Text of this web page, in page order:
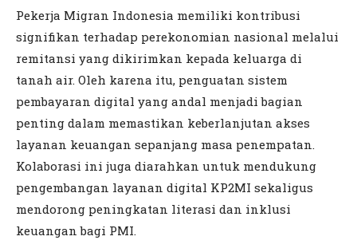
Pekerja Migran Indonesia memiliki kontribusi
signifikan terhadap perekonomian nasional melalui
remitansi yang dikirimkan kepada keluarga di
tanah air. Oleh karena itu, penguatan sistem
pembayaran digital yang andal menjadi bagian
penting dalam memastikan keberlanjutan akses
layanan keuangan sepanjang masa penempatan.
Kolaborasi ini juga diarahkan untuk mendukung
pengembangan layanan digital KP2MI sekaligus
mendorong peningkatan literasi dan inklusi
keuangan bagi PMI.